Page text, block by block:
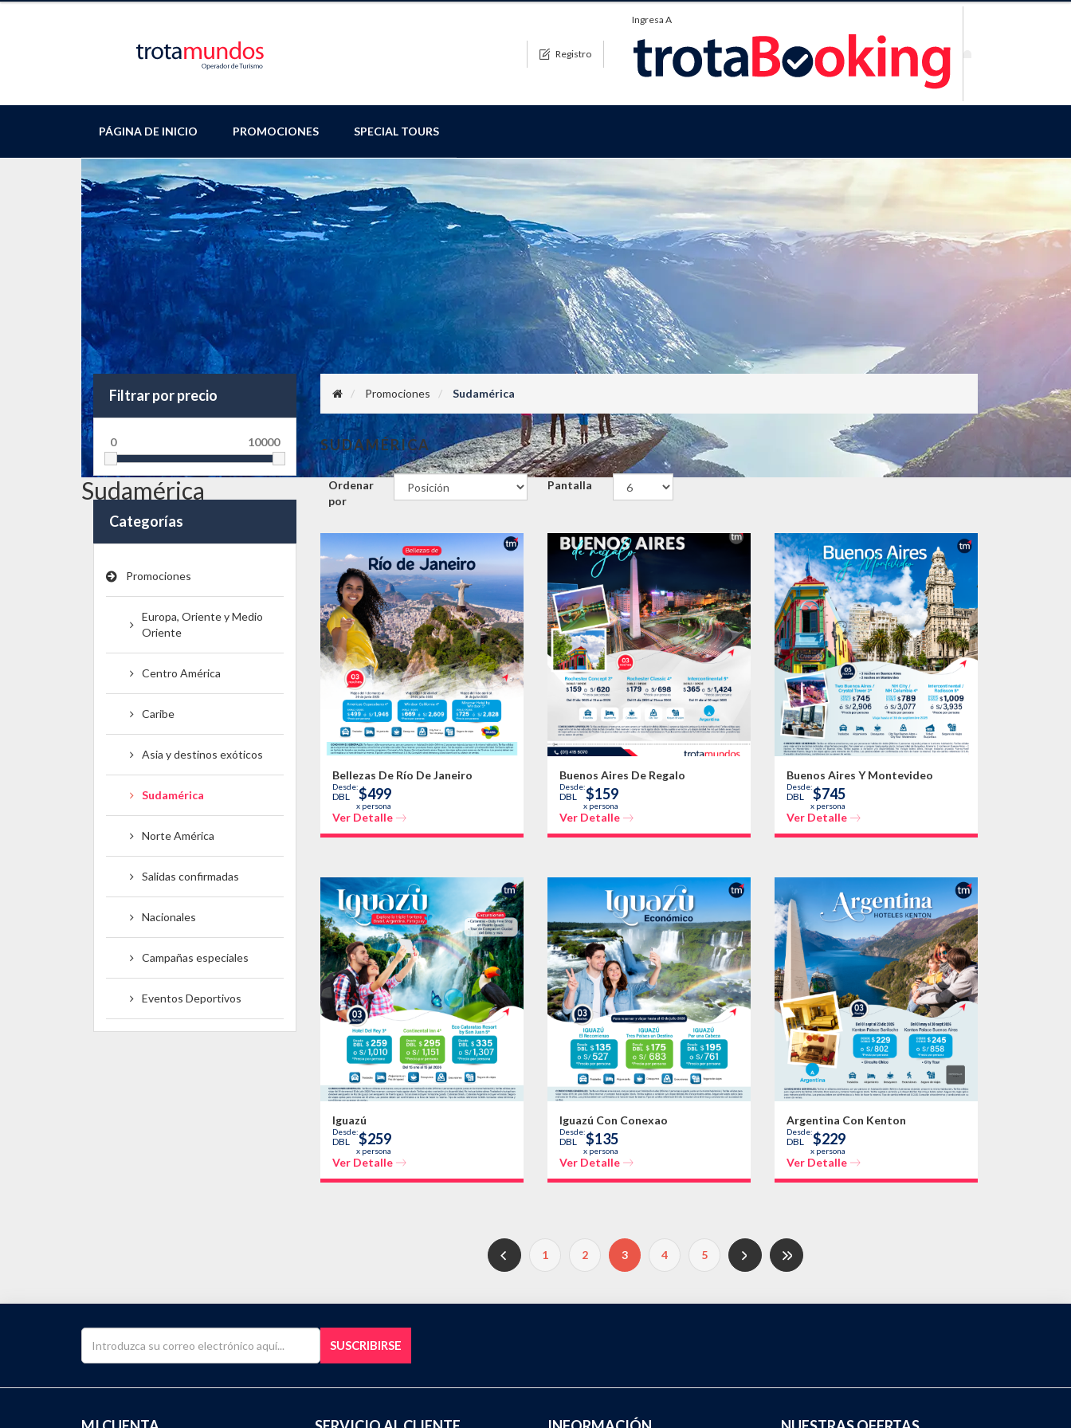
Registro
Ingresa A
PÁGINA DE INICIO PROMOCIONES SPECIAL TOURS
Sudamérica
Filtrar por precio
0 10000
Categorías
Promociones
Europa, Oriente y Medio
Oriente
Centro América
Caribe
Asia y destinos exóticos
Sudamérica
Norte América
Salidas confirmadas
Nacionales
Campañas especiales
Eventos Deportivos
Promociones Sudamérica
SUDAMÉRICA
Ordenar
por
Pantalla
Bellezas De Río De Janeiro
Desde:
DBL $499
x persona
Ver Detalle
Buenos Aires De Regalo
Desde:
DBL $159
x persona
Ver Detalle
Buenos Aires Y Montevideo
Desde:
DBL $745
x persona
Ver Detalle
Iguazú
Desde:
DBL $259
x persona
Ver Detalle
Iguazú Con Conexao
Desde:
DBL $135
x persona
Ver Detalle
Argentina Con Kenton
Desde:
DBL $229
x persona
Ver Detalle
1 2 3 4 5
SUSCRIBIRSE